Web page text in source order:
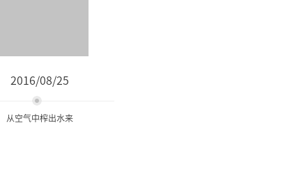
2016/08/25
从空气中榨出水来